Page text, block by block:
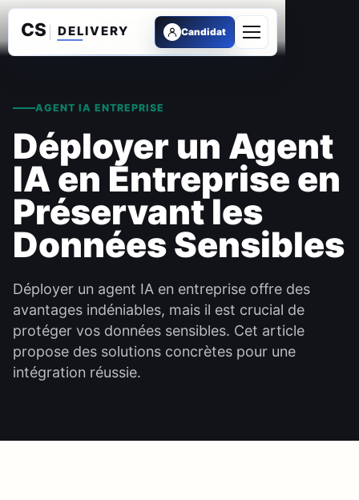
Candidat
Ouvrir le menu
AGENT IA ENTREPRISE
Déployer un Agent
IA en Entreprise en
Préservant les
Données Sensibles
Déployer un agent IA en entreprise offre des
avantages indéniables, mais il est crucial de
protéger vos données sensibles. Cet article
propose des solutions concrètes pour une
intégration réussie.